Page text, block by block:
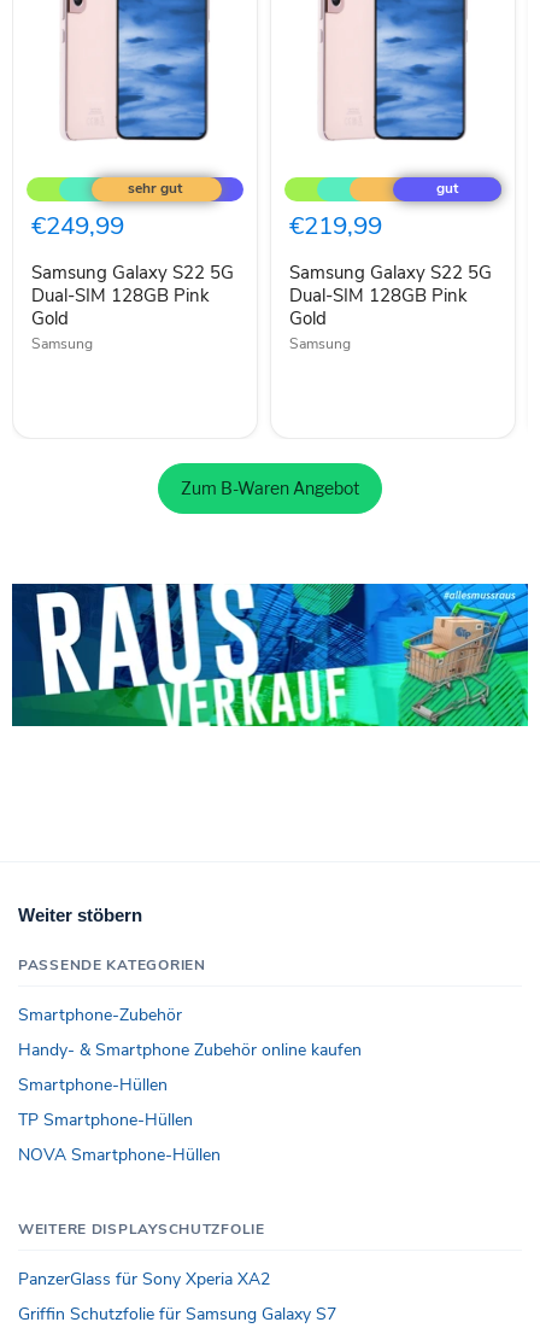
Galaxy
S22
5G
Dual-
128GB
Pink
Gold
€249,99
Samsung Galaxy S22 5G
Dual-SIM 128GB Pink
Gold
Samsung
Galaxy
S22
5G
Dual-
128GB
Pink
Gold
€219,99
Samsung Galaxy S22 5G
Dual-SIM 128GB Pink
Gold
Samsung
Zum B-Waren Angebot
Weiter stöbern
PASSENDE KATEGORIEN
Smartphone-Zubehör
Handy- & Smartphone Zubehör online kaufen
Smartphone-Hüllen
TP Smartphone-Hüllen
NOVA Smartphone-Hüllen
WEITERE DISPLAYSCHUTZFOLIE
PanzerGlass für Sony Xperia XA2
Griffin Schutzfolie für Samsung Galaxy S7